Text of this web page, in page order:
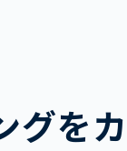
グを